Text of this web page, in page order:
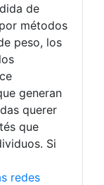
de
métodos
peso, los
generan
querer
que
Si
redes